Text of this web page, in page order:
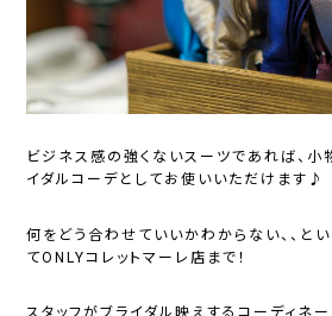
ビジネス感の強くないスーツであれば、小
イダルコーデとしてお使いいただけます♪
何をどう合わせていいかわからない、、と
てONLYコレットマーレ店まで！
スタッフがブライダル映えするコーディネ